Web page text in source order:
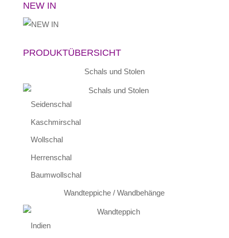
NEW IN
PRODUKTÜBERSICHT
Schals und Stolen
Seidenschal
Kaschmirschal
Wollschal
Herrenschal
Baumwollschal
Wandteppiche / Wandbehänge
Indien